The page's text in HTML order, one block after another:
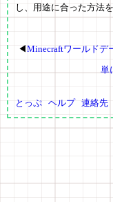
し、用途に合った方法
◀Minecraftワールドデ
単
とっぷ ヘルプ 連絡先